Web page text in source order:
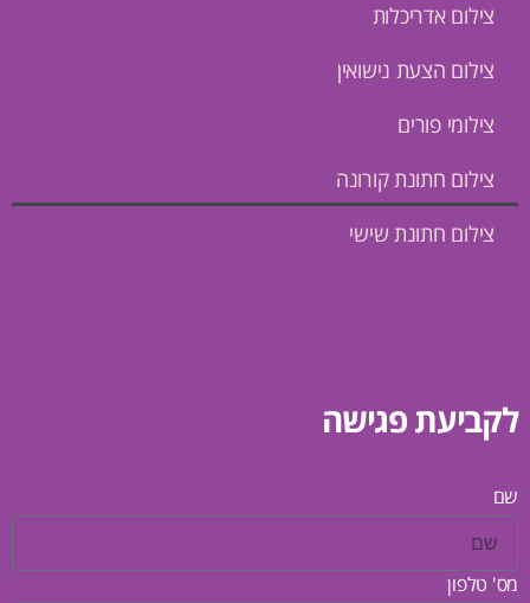
צילום אדריכלות
צילום הצעת נישואין
צילומי פורים
צילום חתונת קורונה
צילום חתונת שישי
לקביעת פגישה
שם
מס' טלפון